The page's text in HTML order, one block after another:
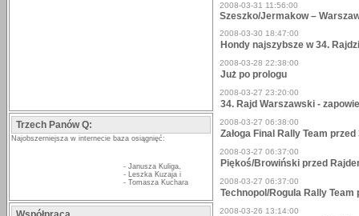
Trzech Panów Q:
Najobszerniejsza w internecie baza osiągnięć:
- Janusza Kuliga,
- Leszka Kuzaja i
- Tomasza Kuchara
2008-03-31 11:56:00
Szeszko/Jermakow –
2008-03-30 18:47:00
Hondy najszybsze w 34.
2008-03-28 22:38:00
Już po prologu
2008-03-27 23:20:00
34. Rajd Warszawski -
2008-03-27 06:38:00
Załoga Final Rally Team
2008-03-27 06:37:00
Piękoś/Browiński przed
2008-03-27 06:37:00
Technopol/Rogula Rally
2008-03-26 13:14:00